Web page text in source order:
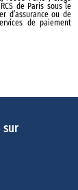
de Paris sous le
d’assurance ou de
de paiement
sur